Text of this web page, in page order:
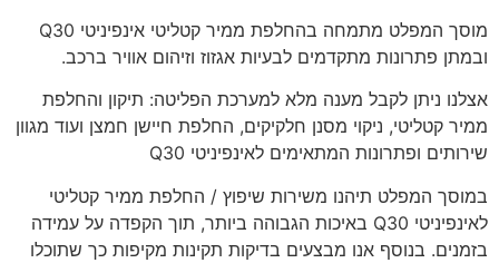
מוסך המפלט מתמחה בהחלפת ממיר קטליטי אינפיניטי Q30
ובמתן פתרונות מתקדמים לבעיות אגזוז וזיהום אוויר ברכב.
אצלנו ניתן לקבל מענה מלא למערכת הפליטה: תיקון והחלפת
ממיר קטליטי, ניקוי מסנן חלקיקים, החלפת חיישן חמצן ועוד מגוון
שירותים ופתרונות המתאימים לאינפיניטי Q30
במוסך המפלט תיהנו משירות שיפוץ / החלפת ממיר קטליטי
לאינפיניטי Q30 באיכות הגבוהה ביותר, תוך הקפדה על עמידה
בזמנים. בנוסף אנו מבצעים בדיקות תקינות מקיפות כך שתוכלו